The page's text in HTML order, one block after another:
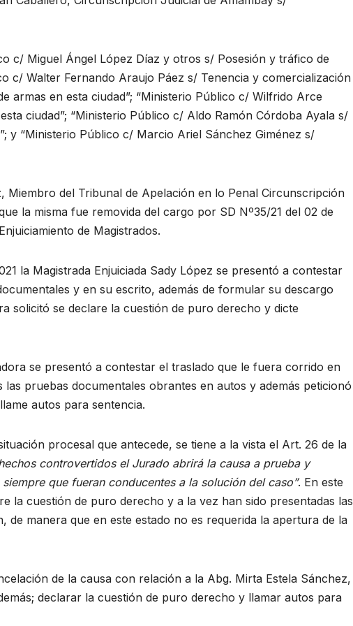
c/ Miguel Ángel López Díaz y otros s/ Posesión y tráfico de
c/ Walter Fernando Araujo Páez s/ Tenencia y comercialización
armas en esta ciudad”; “Ministerio Público c/ Wilfrido Arce
ciudad”; “Ministerio Público c/ Aldo Ramón Córdoba Ayala s/
y “Ministerio Público c/ Marcio Ariel Sánchez Giménez s/
Miembro del Tribunal de Apelación en lo Penal Circunscripción
la misma fue removida del cargo por SD Nº35/21 del 02 de
de Magistrados.
la Magistrada Enjuiciada Sady López se presentó a contestar
y en su escrito, además de formular su descargo
solicitó se declare la cuestión de puro derecho y dicte
se presentó a contestar el traslado que le fuera corrido en
pruebas documentales obrantes en autos y además peticionó
autos para sentencia.
procesal que antecede, se tiene a la vista el Art. 26 de la
controvertidos el Jurado abrirá la causa a prueba y
que fueran conducentes a la solución del caso”. En este
la cuestión de puro derecho y a la vez han sido presentadas las
de manera que en este estado no es requerida la apertura de la
de la causa con relación a la Abg. Mirta Estela Sánchez,
declarar la cuestión de puro derecho y llamar autos para